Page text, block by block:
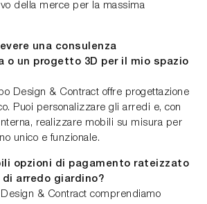
della merce per la massima
una consulenza
o un progetto 3D per il mio spazio
Design & Contract offre progettazione
Puoi personalizzare gli arredi e, con
realizzare mobili su misura per
unico e funzionale.
opzioni di pagamento rateizzato
arredo giardino?
& Contract comprendiamo